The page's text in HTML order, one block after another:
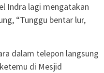
Indra lagi mengatakan
“Tunggu bentar lur,
dalam telepon langsung
di Mesjid